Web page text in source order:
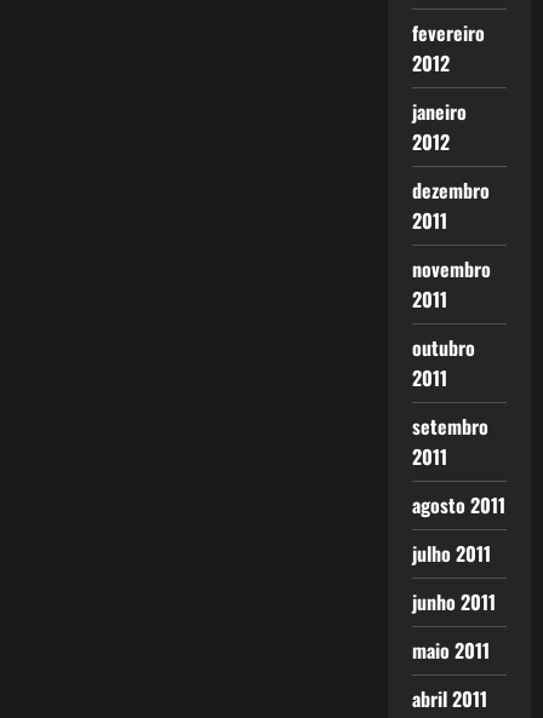
fevereiro
2012
janeiro
2012
dezembro
2011
novembro
2011
outubro
2011
setembro
2011
agosto 2011
julho 2011
junho 2011
maio 2011
abril 2011